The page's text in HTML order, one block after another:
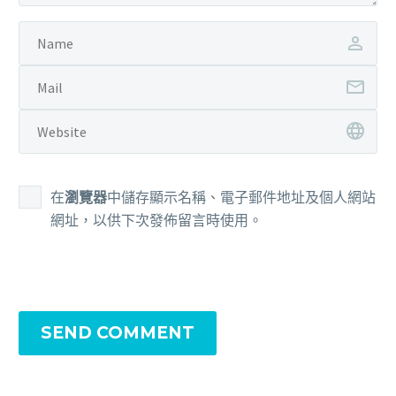
在瀏覽器中儲存顯示名稱、電子郵件地址及個人網站
網址，以供下次發佈留言時使用。
SEND COMMENT